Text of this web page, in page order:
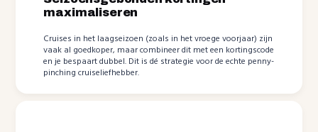
maximaliseren
Cruises in het laagseizoen (zoals in het vroege voorjaar) zijn
vaak al goedkoper, maar combineer dit met een kortingscode
en je bespaart dubbel. Dit is dé strategie voor de echte penny-
pinching cruiseliefhebber.